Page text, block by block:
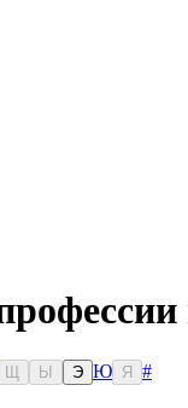
Ы Э Ю Я
#